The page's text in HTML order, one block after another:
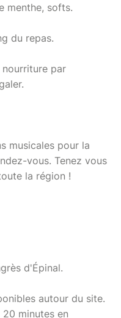
menthe, softs.
du repas.
par
musicales pour la
vous. Tenez vous
la région !
d'Épinal.
autour du site.
minutes en